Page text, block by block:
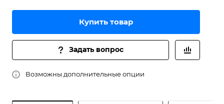
Купить товар
Задать вопрос
Возможны дополнительные опции